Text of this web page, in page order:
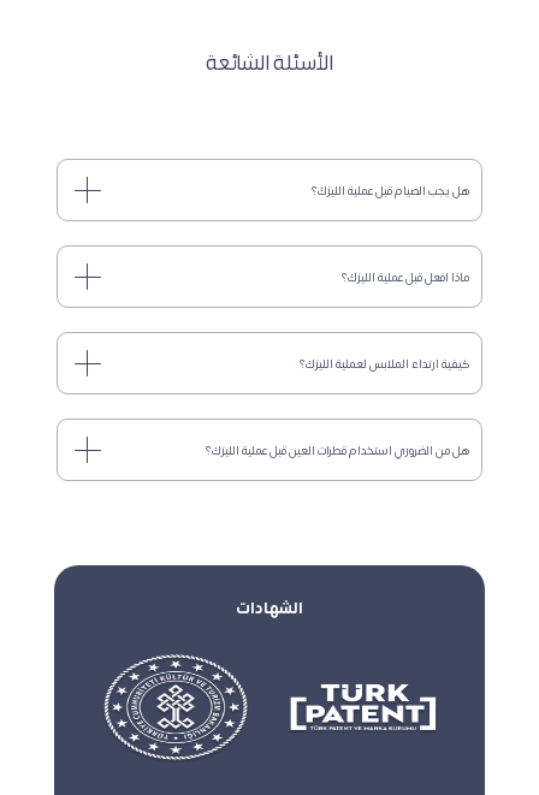
الأسئلة الشائعة
هل يجب الصيام قبل عملية الليزك؟
ماذا افعل قبل عملية الليزك؟
كيفية ارتداء الملابس لعملية الليزك؟
هل من الضروري استخدام قطرات العين قبل عملية الليزك؟
الشهادات